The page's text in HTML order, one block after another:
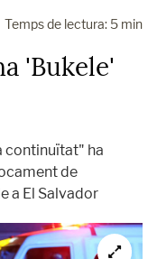
Temps de lectura: 5 min
'Bukele'
continuïtat" ha
de
a El Salvador